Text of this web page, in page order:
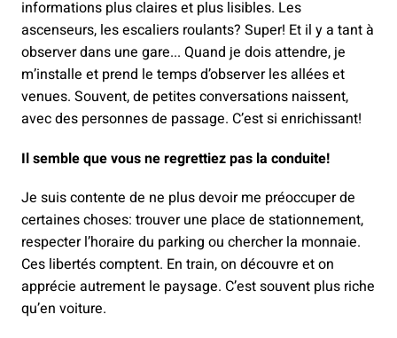
informations plus claires et plus lisibles. Les
ascenseurs, les escaliers roulants? Super! Et il y a tant à
observer dans une gare... Quand je dois attendre, je
m’installe et prend le temps d’observer les allées et
venues. Souvent, de petites conversations naissent,
avec des personnes de passage. C’est si enrichissant!
Il semble que vous ne regrettiez pas la conduite!
Je suis contente de ne plus devoir me préoccuper de
certaines choses: trouver une place de stationnement,
respecter l’horaire du parking ou chercher la monnaie.
Ces libertés comptent. En train, on découvre et on
apprécie autrement le paysage. C’est souvent plus riche
qu’en voiture.